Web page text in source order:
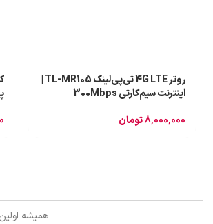
روتر 4G LTE تی‌پی‌لینک TL-MR105 |
اینترنت سیم‌کارتی 300Mbps
8,000,000تومان
همیشه